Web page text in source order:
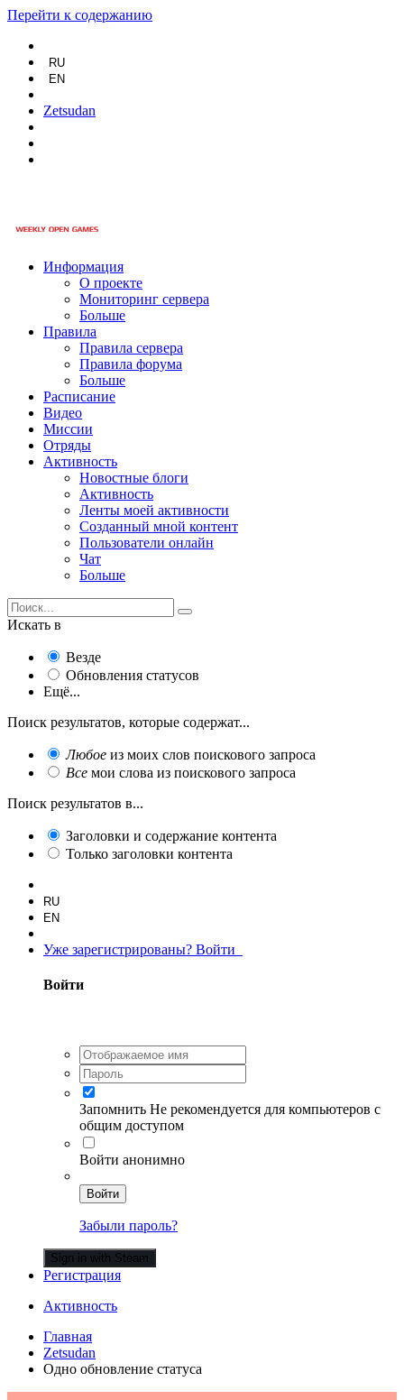
Перейти к содержанию
RU
EN
Zetsudan
Информация
О проекте
Мониторинг сервера
Больше
Правила
Правила сервера
Правила форума
Больше
Расписание
Видео
Миссии
Отряды
Активность
Новостные блоги
Активность
Ленты моей активности
Созданный мной контент
Пользователи онлайн
Чат
Больше
Искать в
Везде
Обновления статусов
Ещё...
Поиск результатов, которые содержат...
Любое из моих слов поискового запроса
Все мои слова из поискового запроса
Поиск результатов в...
Заголовки и содержание контента
Только заголовки контента
RU
EN
Уже зарегистрированы? Войти
Войти
Запомнить Не рекомендуется для компьютеров с
общим доступом
Войти анонимно
Войти
Забыли пароль?
Sign in with Steam
Регистрация
Активность
Главная
Zetsudan
Одно обновление статуса